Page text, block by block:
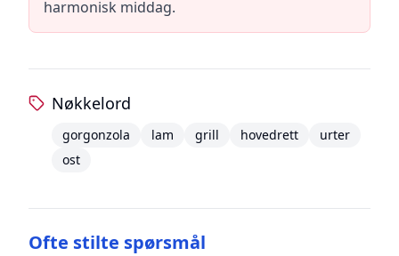
harmonisk middag.
Nøkkelord
gorgonzola lam grill hovedrett
urter
ost
Ofte stilte spørsmål